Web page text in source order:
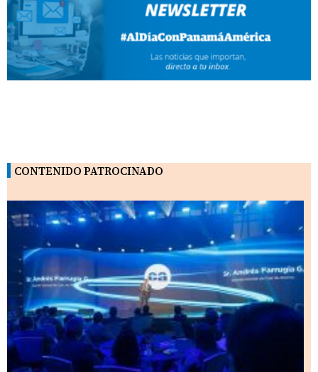
CONTENIDO PATROCINADO